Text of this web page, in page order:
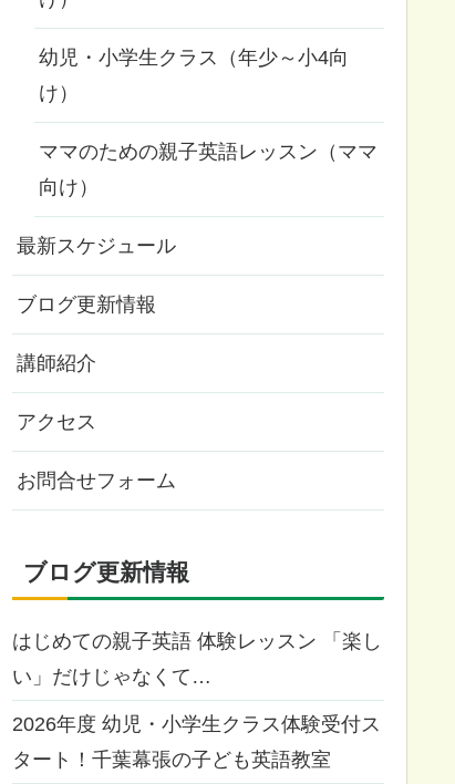
幼児・小学生クラス（年少～小4向
け）
ママのための親子英語レッスン（ママ
向け）
最新スケジュール
ブログ更新情報
講師紹介
アクセス
お問合せフォーム
ブログ更新情報
はじめての親子英語 体験レッスン 「楽し
い」だけじゃなくて…
2026年度 幼児・小学生クラス体験受付ス
タート！千葉幕張の子ども英語教室